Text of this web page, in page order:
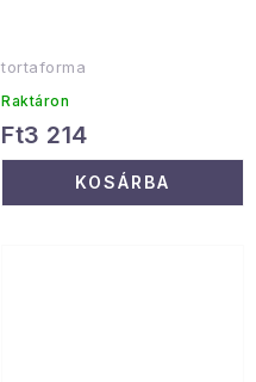
tortaforma
Raktáron
Ft3 214
KOSÁRBA